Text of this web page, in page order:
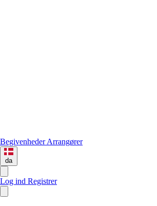
BegivenhederArrangører
da
Log ind Registrer